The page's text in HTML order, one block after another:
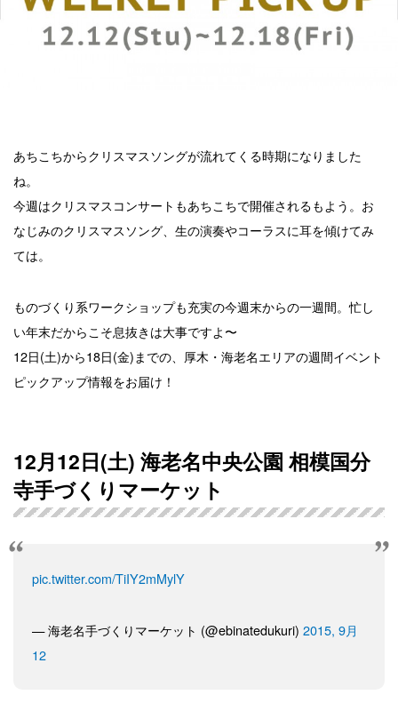
あちこちからクリスマスソングが流れてくる時期になりました
ね。
今週はクリスマスコンサートもあちこちで開催されるもよう。お
なじみのクリスマスソング、生の演奏やコーラスに耳を傾けてみ
ては。
ものづくり系ワークショップも充実の今週末からの一週間。忙し
い年末だからこそ息抜きは大事ですよ〜
12日(土)から18日(金)までの、厚木・海老名エリアの週間イベント
ピックアップ情報をお届け！
12月12日(土) 海老名中央公園 相模国分
寺手づくりマーケット
pic.twitter.com/TiIY2mMylY
— 海老名手づくりマーケット (@ebinatedukuri) 2015, 9月
12